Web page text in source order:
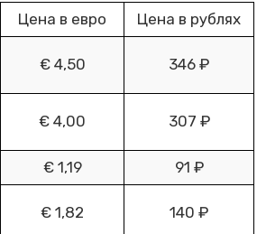
Цена в евро
Цена в рублях
€ 4,50 346 ₽
€ 4,00 307 ₽
€ 1,19
91 ₽
€ 1,82 140 ₽